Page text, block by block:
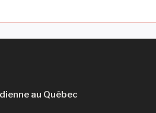
au Québec